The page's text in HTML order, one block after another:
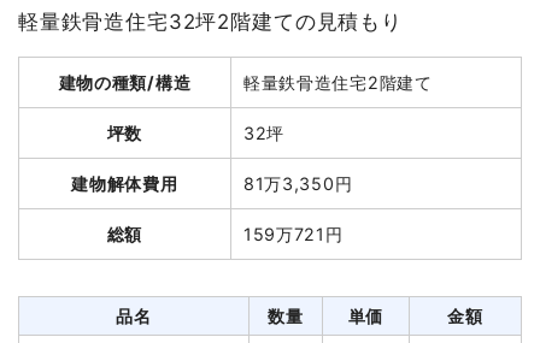
建物解体費用 99万7,000円
総額 148万2,500円
木造住宅35坪2階建て
35坪 28,486円
997,000円
180m² 600円
5,000円
75,000円
軽量鉄骨造住宅32坪2階建ての見積もり
建物の種類/構造 軽量鉄骨造住宅2階建て
坪数 32坪
建物解体費用 81万3,350円
総額 159万721円
品名 数量 単価
金額